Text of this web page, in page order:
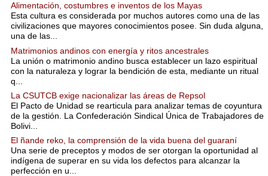
Alimentación, costumbres e inventos de los Mayas
Esta cultura es considerada por muchos autores como una de las
civilizaciones que mayores conocimientos posee. Sin duda alguna,
una de las...
Matrimonios andinos con energía y ritos ancestrales
La unión o matrimonio andino busca establecer un lazo espiritual
con la naturaleza y lograr la bendición de esta, mediante un ritual
q...
La CSUTCB exige nacionalizar las áreas de Repsol
El Pacto de Unidad se rearticula para analizar temas de coyuntura
de la gestión. La Confederación Sindical Única de Trabajadores de
Bolivi...
El ñande reko, la comprensión de la vida buena del guaraní
Una serie de preceptos y modos de ser otorgan la oportunidad al
indígena de superar en su vida los defectos para alcanzar la
perfección en u...